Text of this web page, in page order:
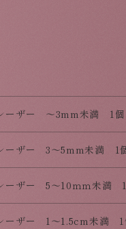
ーザー ～3mm未満 1個
ーザー 3～5mm未満 1
ーザー 5～10ｍｍ未満
ーザー 1～1.5cm未満 1